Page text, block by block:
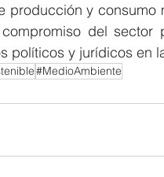
producción y consumo
del
políticos y jurídicos en
#MedioAmbiente